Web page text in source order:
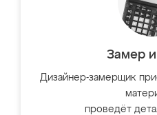
Замер
Дизайнер-замерщик
проведёт